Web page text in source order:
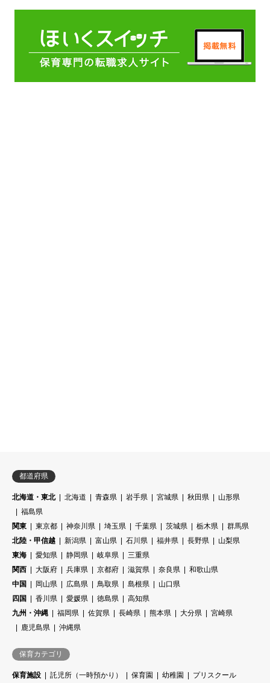
都道府県
北海道・東北 北海道 青森県 岩手県 宮城県 秋田県
山形県
福島県
関東
東京都 神奈川県 埼玉県 千葉県 茨城県 栃木県
群馬県
北陸・甲信越
新潟県 富山県 石川県 福井県 長野県
山梨県
東海
愛知県 静岡県 岐阜県
三重県
関西
大阪府 兵庫県 京都府 滋賀県 奈良県
和歌山県
中国
岡山県 広島県 鳥取県 島根県
山口県
四国
香川県 愛媛県 徳島県
高知県
九州・沖縄
福岡県 佐賀県 長崎県 熊本県 大分県
宮崎県
鹿児島県
沖縄県
保育カテゴリ
保育施設 託児所（一時預かり） 保育園 幼稚園 プリスクール